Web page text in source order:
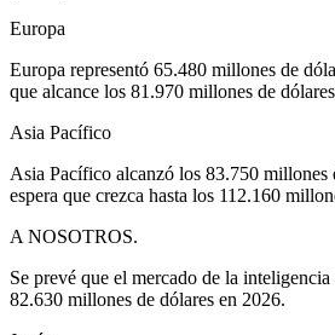
Europa
Europa representó 65.480 millones de
que alcance los 81.970 millones de
Asia Pacífico
Asia Pacífico alcanzó los 83.750 millones
espera que crezca hasta los 112.160
A NOSOTROS.
Se prevé que el mercado de la
82.630 millones de dólares en 2026.